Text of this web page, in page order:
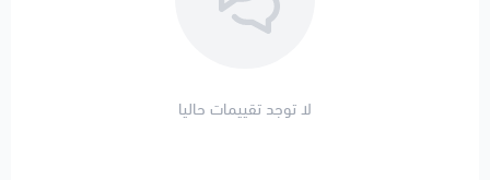
لا توجد تقييمات حاليا